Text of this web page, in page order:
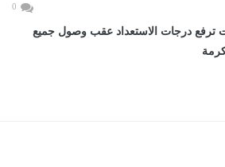
0
ترفع درجات الاستعداد عقب وصول جميع